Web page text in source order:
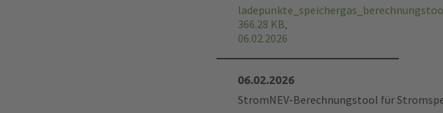
366.28 KB,
06.02.2026
06.02.2026
StromNEV-Berechnungstool für